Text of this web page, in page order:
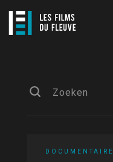
DOCUMENTAIRE